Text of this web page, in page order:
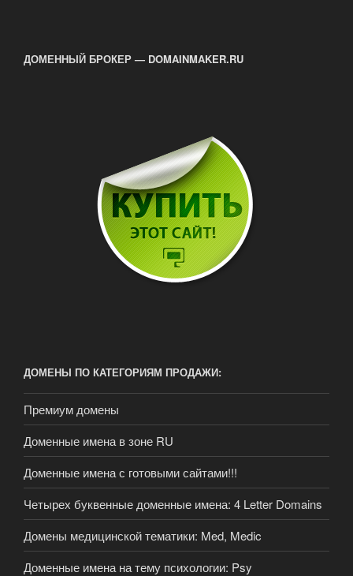
ДОМЕННЫЙ БРОКЕР — DOMAINMAKER.RU
ДОМЕНЫ ПО КАТЕГОРИЯМ ПРОДАЖИ:
Премиум домены
Доменные имена в зоне RU
Доменные имена с готовыми сайтами!!!
Четырех буквенные доменные имена: 4 Letter Domains
Домены медицинской тематики: Med, Medic
Доменные имена на тему психологии: Psy